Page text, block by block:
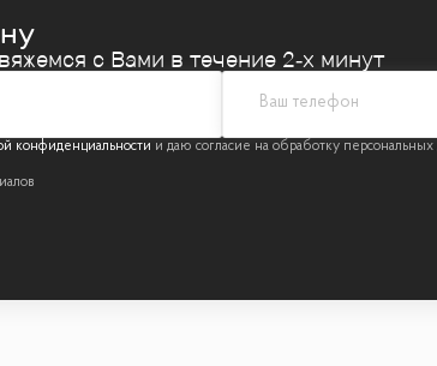
инфраструктуры
и спорта
центры рядом
с Вами в течение 2‑х минут
конфиденциальности